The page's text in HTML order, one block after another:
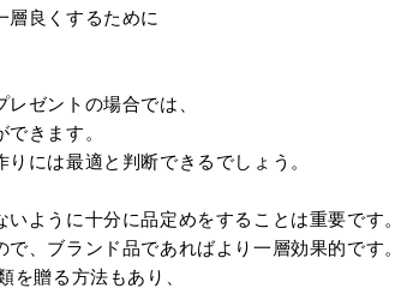
層良くするために
ゼントの場合では、
きます。
には最適と判断できるでしょう。
ように十分に品定めをすることは重要です。
、ブランド品であればより一層効果的です。
を贈る方法もあり、